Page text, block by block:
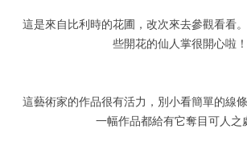
這是來自比利時的花圃，改次來去參觀看看
些開花的仙人掌很開心啦！
這藝術家的作品很有活力，別小看簡單的線
一幅作品都給有它奪目可人之